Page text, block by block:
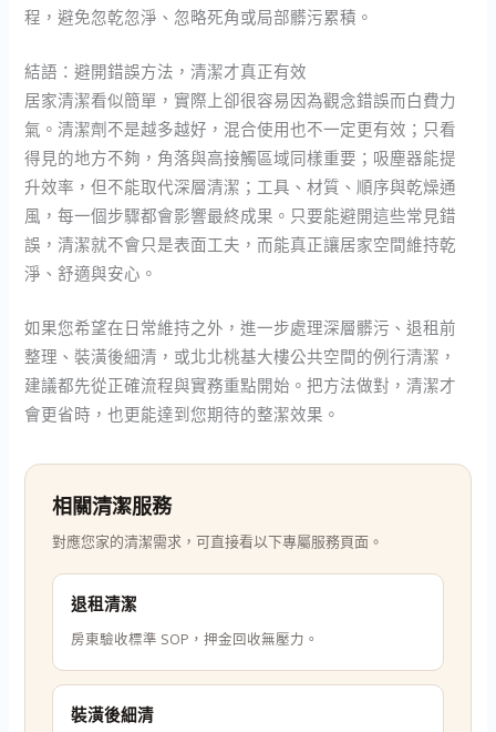
程，避免忽乾忽淨、忽略死角或局部髒污累積。
結語：避開錯誤方法，清潔才真正有效
居家清潔看似簡單，實際上卻很容易因為觀念錯誤而白費力
氣。清潔劑不是越多越好，混合使用也不一定更有效；只看
得見的地方不夠，角落與高接觸區域同樣重要；吸塵器能提
升效率，但不能取代深層清潔；工具、材質、順序與乾燥通
風，每一個步驟都會影響最終成果。只要能避開這些常見錯
誤，清潔就不會只是表面工夫，而能真正讓居家空間維持乾
淨、舒適與安心。
如果您希望在日常維持之外，進一步處理深層髒污、退租前
整理、裝潢後細清，或北北桃基大樓公共空間的例行清潔，
建議都先從正確流程與實務重點開始。把方法做對，清潔才
會更省時，也更能達到您期待的整潔效果。
相關清潔服務
對應您家的清潔需求，可直接看以下專屬服務頁面。
退租清潔
房東驗收標準 SOP，押金回收無壓力。
裝潢後細清